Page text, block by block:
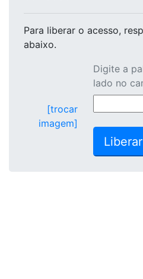
Para liberar o acesso,
abaixo.
[trocar
imagem]
Digite a
lado no